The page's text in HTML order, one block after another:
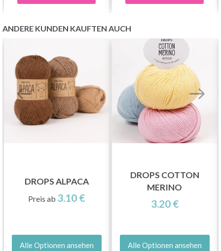
ANDERE KUNDEN KAUFTEN AUCH
DROPS ALPACA
Preis ab 3.10 €
Alle Optionen ansehen
DROPS COTTON
MERINO
3.20 €
Alle Optionen ansehen